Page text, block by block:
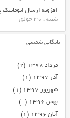
افزونه ارسال
شنبه ، 30 جولای
بایگانی شمسی
مرداد ۱۳۹۸
(۲)
آذر ۱۳۹۷
(۱)
شهریور ۱۳۹۷
(۱)
بهمن ۱۳۹۶
(۱)
آبان ۱۳۹۶
(۱)